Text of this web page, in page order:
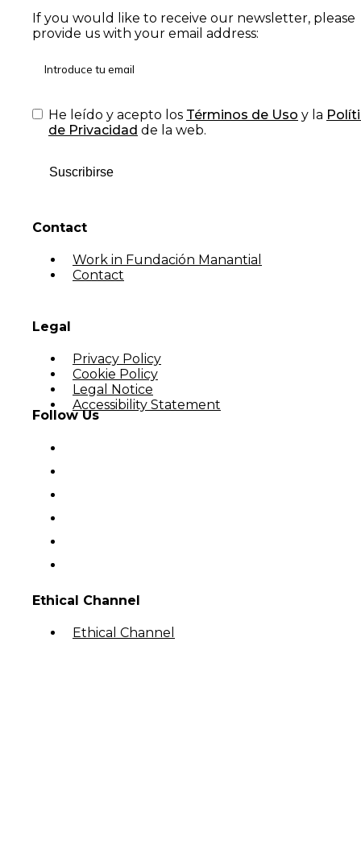
If you would like to receive our newsletter, please
provide us with your email address:
He leído y acepto los Términos de Uso y la
de Privacidad de la web.
Suscribirse
Contact
Work in Fundación Manantial
Contact
Legal
Privacy Policy
Cookie Policy
Legal Notice
Accessibility Statement
Follow Us
Ethical Channel
Ethical Channel